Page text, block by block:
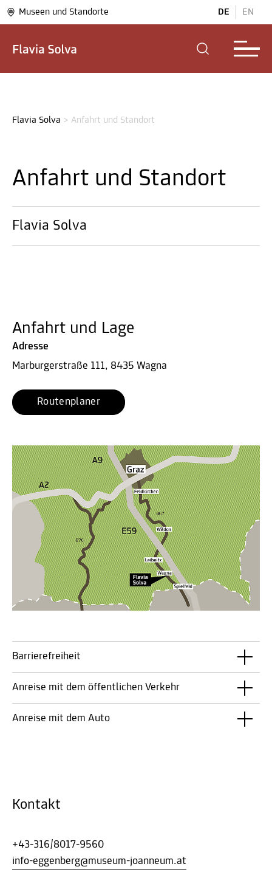
Museen und Standorte DE EN
Flavia Solva > Anfahrt und Standort
Anfahrt und Standort
Flavia Solva
Anfahrt und Lage
Adresse
Marburgerstraße 111, 8435 Wagna
Routenplaner
Barrierefreiheit
Anreise mit dem öffentlichen Verkehr
Anreise mit dem Auto
Kontakt
+43-316/8017-9560
info-eggenberg@museum-joanneum.at